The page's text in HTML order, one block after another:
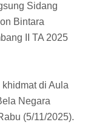
Sidang
Bintara
II TA 2025
di Aula
Negara
(5/11/2025).